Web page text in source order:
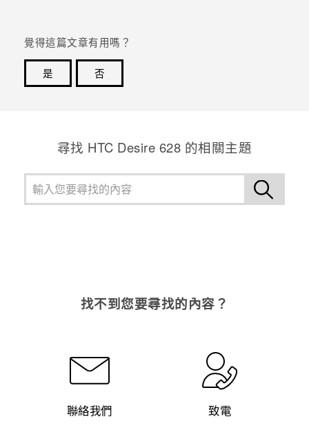
覺得這篇文章有用嗎？
是
否
尋找 HTC Desire 628 的相關主題
找不到您要尋找的內容？
聯絡我們 致電